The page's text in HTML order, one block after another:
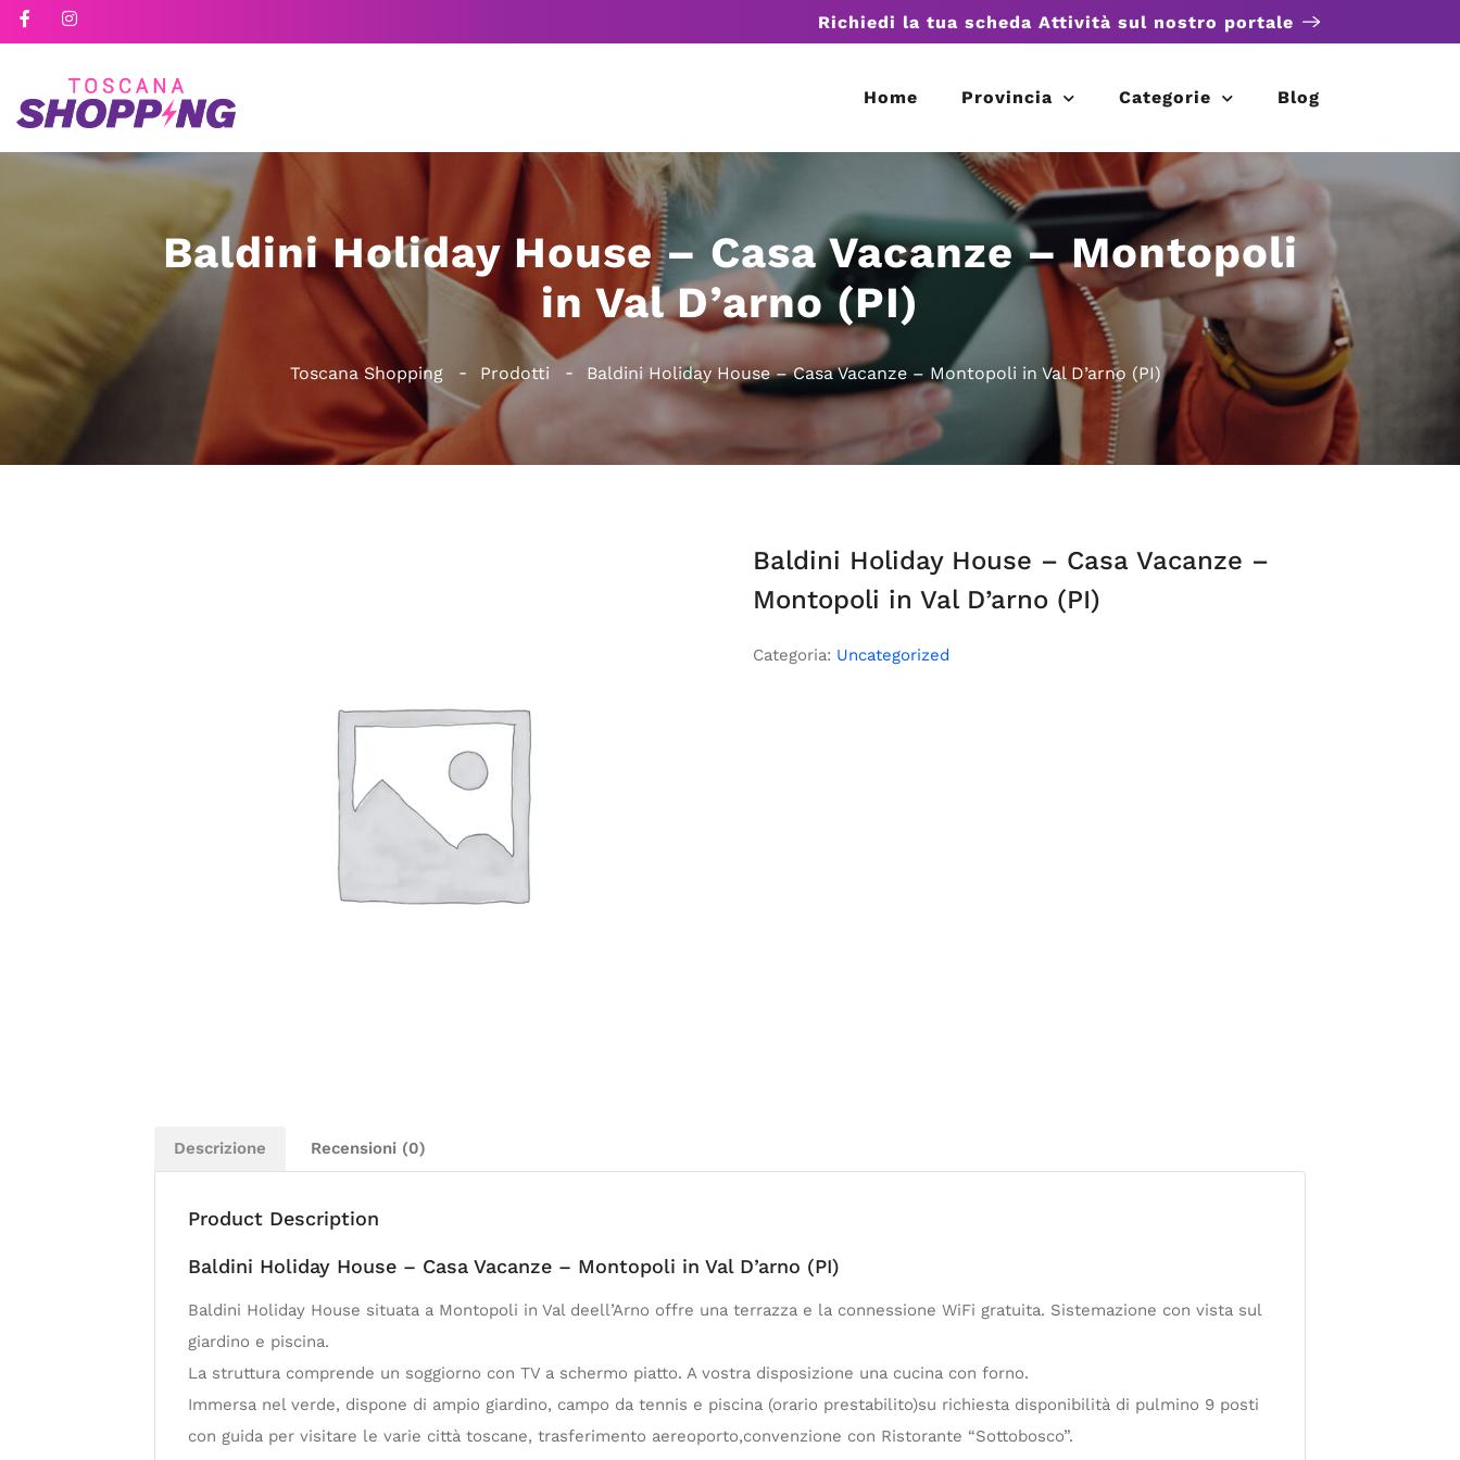
Richiedi la tua scheda Attività sul nostro portale
Home Provincia Categorie Blog
Baldini Holiday House – Casa Vacanze – Montopoli
in Val D’arno (PI)
Toscana Shopping Prodotti Baldini Holiday House – Casa Vacanze – Montopoli in Val D’arno (PI)
Baldini Holiday House – Casa Vacanze –
Montopoli in Val D’arno (PI)
Categoria: Uncategorized
Descrizione Recensioni (0)
Product Description
Baldini Holiday House – Casa Vacanze – Montopoli in Val D’arno (PI)
Baldini Holiday House situata a Montopoli in Val deell’Arno offre una terrazza e la connessione WiFi gratuita. Sistemazione con vista sul
giardino e piscina.
La struttura comprende un soggiorno con TV a schermo piatto. A vostra disposizione una cucina con forno.
Immersa nel verde, dispone di ampio giardino, campo da tennis e piscina (orario prestabilito)su richiesta disponibilità di pulmino 9 posti
con guida per visitare le varie città toscane, trasferimento aereoporto,convenzione con Ristorante “Sottobosco”.